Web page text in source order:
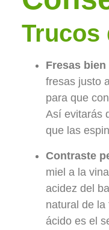
Trucos
Fresas
fresas justo
para que
Así evitarás
que las
Contraste
miel a la
acidez del
natural de
ácido es el